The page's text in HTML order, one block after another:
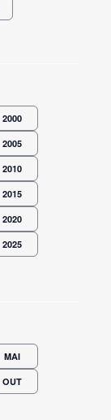
2000
2005
2010
2015
2020
2025
MAI
OUT